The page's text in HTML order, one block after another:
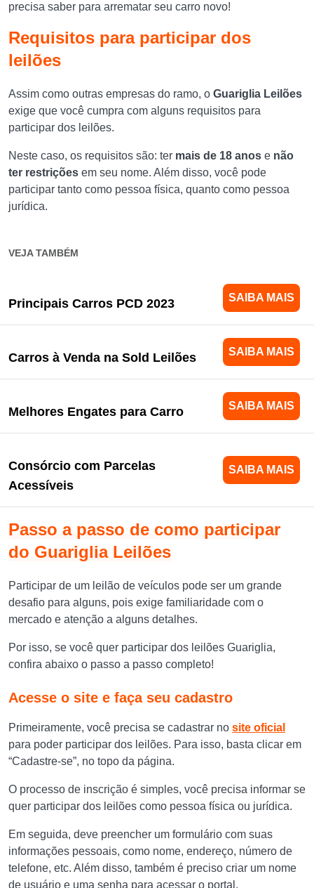
precisa saber para arrematar seu carro novo!
Requisitos para participar dos
leilões
Assim como outras empresas do ramo, o Guariglia Leilões
exige que você cumpra com alguns requisitos para
participar dos leilões.
Neste caso, os requisitos são: ter mais de 18 anos e não
ter restrições em seu nome. Além disso, você pode
participar tanto como pessoa física, quanto como pessoa
jurídica.
VEJA TAMBÉM
Principais Carros PCD 2023 SAIBA MAIS
Carros à Venda na Sold Leilões SAIBA MAIS
Melhores Engates para Carro SAIBA MAIS
Consórcio com Parcelas
Acessíveis
SAIBA MAIS
Passo a passo de como participar
do Guariglia Leilões
Participar de um leilão de veículos pode ser um grande
desafio para alguns, pois exige familiaridade com o
mercado e atenção a alguns detalhes.
Por isso, se você quer participar dos leilões Guariglia,
confira abaixo o passo a passo completo!
Acesse o site e faça seu cadastro
Primeiramente, você precisa se cadastrar no site oficial
para poder participar dos leilões. Para isso, basta clicar em
“Cadastre-se”, no topo da página.
O processo de inscrição é simples, você precisa informar se
quer participar dos leilões como pessoa física ou jurídica.
Em seguida, deve preencher um formulário com suas
informações pessoais, como nome, endereço, número de
telefone, etc. Além disso, também é preciso criar um nome
de usuário e uma senha para acessar o portal.